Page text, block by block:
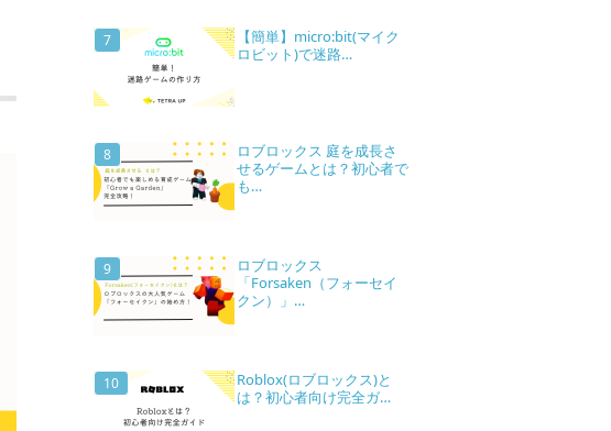
【簡単】micro:bit(マイク
ロビット)で迷路…
ロブロックス 庭を成長さ
せるゲームとは？初心者で
も…
ロブロックス
「Forsaken（フォーセイ
クン）」…
Roblox(ロブロックス)と
は？初心者向け完全ガ…